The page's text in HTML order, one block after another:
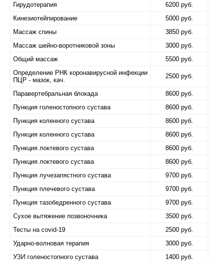
Гирудотерапия
6200 руб.
Кинезиотейпирование
5000 руб.
Массаж спины
3850 руб.
Массаж шейно-воротниковой зоны
3000 руб.
Общий массаж
5500 руб.
Определение РНК коронавирусной инфекции
ПЦР - мазок, кач.
2500 руб.
Паравертебральная блокада
8600 руб.
Пункция голеностопного сустава
8600 руб.
Пункция коленного сустава
8600 руб.
Пункция коленного сустава
8600 руб.
Пункция локтевого сустава
8600 руб.
Пункция локтевого сустава
8600 руб.
Пункция лучезапястного сустава
9700 руб.
Пункция плечевого сустава
9700 руб.
Пункция тазобедренного сустава
9700 руб.
Сухое вытяжение позвоночника
3500 руб.
Тесты на covid-19
2500 руб.
Ударно-волновая терапия
3000 руб.
УЗИ голеностопного сустава
1400 руб.